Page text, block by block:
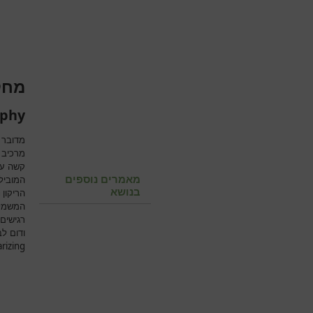
ודום
מאמרים נוספים
בנושא